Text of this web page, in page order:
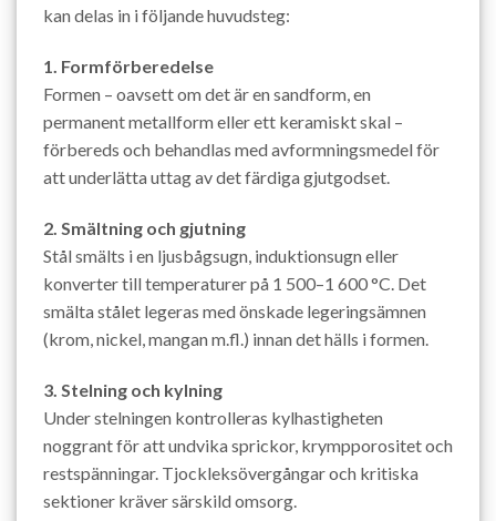
kan delas in i följande huvudsteg:
1. Formförberedelse
Formen – oavsett om det är en sandform, en
permanent metallform eller ett keramiskt skal –
förbereds och behandlas med avformningsmedel för
att underlätta uttag av det färdiga gjutgodset.
2. Smältning och gjutning
Stål smälts i en ljusbågsugn, induktionsugn eller
konverter till temperaturer på 1 500–1 600 °C. Det
smälta stålet legeras med önskade legeringsämnen
(krom, nickel, mangan m.fl.) innan det hälls i formen.
3. Stelning och kylning
Under stelningen kontrolleras kylhastigheten
noggrant för att undvika sprickor, krympporositet och
restspänningar. Tjockleksövergångar och kritiska
sektioner kräver särskild omsorg.